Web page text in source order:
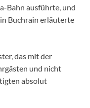
Bahn ausführte, und
Buchrain erläuterte
das mit der
und nicht
absolut